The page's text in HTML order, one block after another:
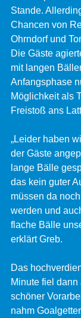
Stande.
Chancen von
Ohrndorf und
Die Gäste
mit langen
Anfangsphase
Möglichkeit als
Freistoß ans
„Leider haben
der Gäste
lange Bälle
das kein guter
müssen da
werden und
flache Bälle
erklärt Greb.
Das
Minute fiel
schöner
nahm